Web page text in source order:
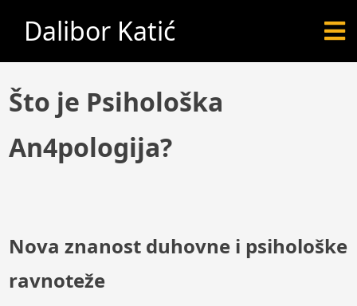
Dalibor Katić
Što je Psihološka
An4pologija?
Nova znanost duhovne i psihološke
ravnoteže